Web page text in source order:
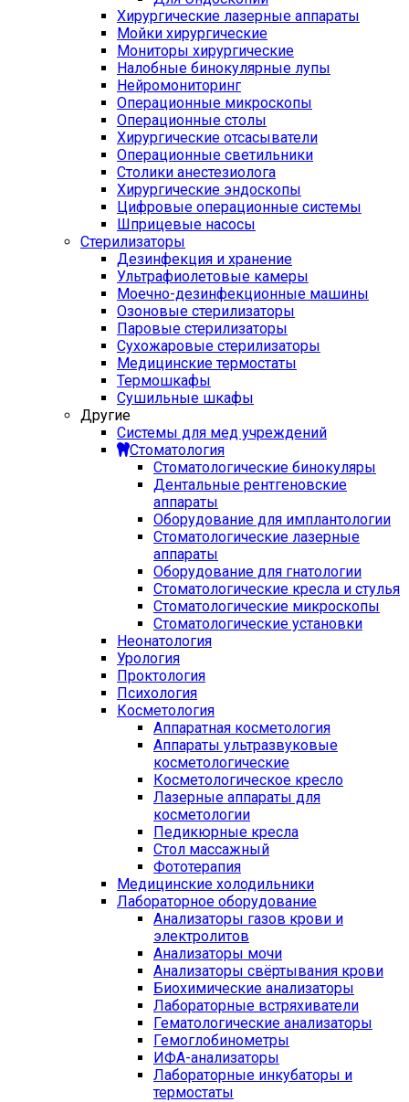
Хирургические лазерные аппараты
Мойки хирургические
Мониторы хирургические
Налобные бинокулярные лупы
Нейромониторинг
Операционные микроскопы
Операционные столы
Хирургические отсасыватели
Операционные светильники
Столики анестезиолога
Хирургические эндоскопы
Цифровые операционные системы
Шприцевые насосы
Стерилизаторы
Дезинфекция и хранение
Ультрафиолетовые камеры
Моечно-дезинфекционные машины
Озоновые стерилизаторы
Паровые стерилизаторы
Сухожаровые стерилизаторы
Медицинские термостаты
Термошкафы
Сушильные шкафы
Другие
Системы для мед учреждений
Стоматология
Стоматологические бинокуляры
Дентальные рентгеновские
аппараты
Оборудование для имплантологии
Стоматологические лазерные
аппараты
Оборудование для гнатологии
Стоматологические кресла и стулья
Стоматологические микроскопы
Стоматологические установки
Неонатология
Урология
Проктология
Психология
Косметология
Аппаратная косметология
Аппараты ультразвуковые
косметологические
Косметологическое кресло
Лазерные аппараты для
косметологии
Педикюрные кресла
Стол массажный
Фототерапия
Медицинские холодильники
Лабораторное оборудование
Анализаторы газов крови и
электролитов
Анализаторы мочи
Анализаторы свёртывания крови
Биохимические анализаторы
Лабораторные встряхиватели
Гематологические анализаторы
Гемоглобинометры
ИФА-анализаторы
Лабораторные инкубаторы и
термостаты